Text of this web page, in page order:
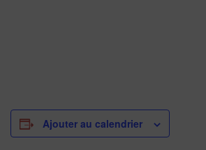
Ajouter au calendrier